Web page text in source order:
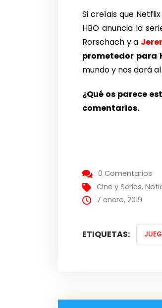
Si creíais que
HBO anuncia la
Rorschach y a
prometedor para
mundo y nos dará
¿Qué os parece
comentarios.
0 Comentarios
Cine y Series,
7 enero, 2019
ETIQUETAS: